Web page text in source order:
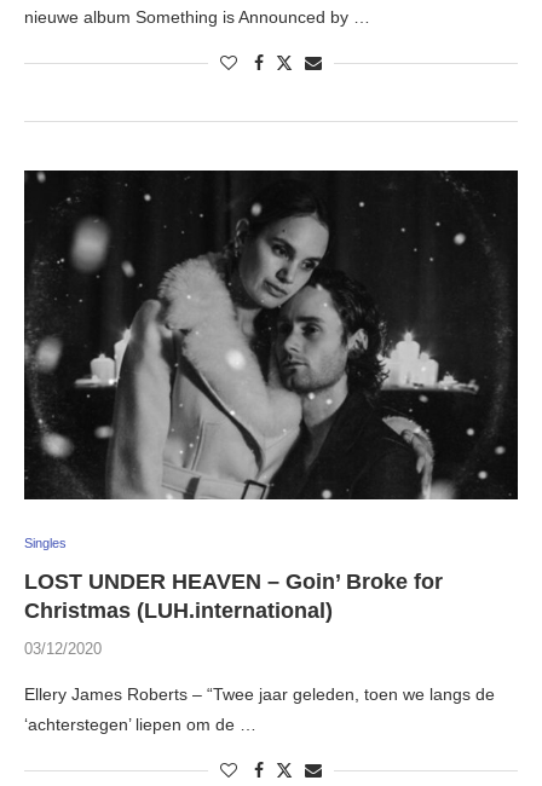
nieuwe album Something is Announced by …
Singles
LOST UNDER HEAVEN – Goin’ Broke for
Christmas (LUH.international)
03/12/2020
Ellery James Roberts – “Twee jaar geleden, toen we langs de
‘achterstegen’ liepen om de …